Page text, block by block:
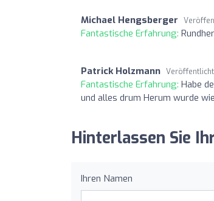
Michael Hengsberger
Fantastische Erfahrung:
Patrick Holzmann
Fantastische Erfahrung: Habe
und alles drum Herum wurde
Hinterlassen Sie
Ihren Namen